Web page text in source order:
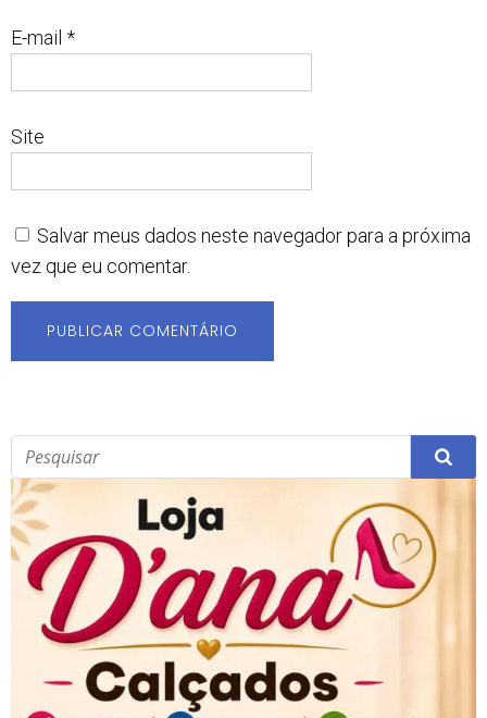
E-mail *
Site
Salvar meus dados neste navegador para a próxima
vez que eu comentar.